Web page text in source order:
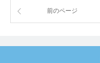
前のページ